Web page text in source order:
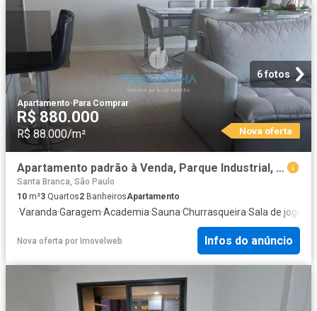
6 fotos
Apartamento· Para Comprar
R$ 880.000
R$ 88.000/m² Nova oferta
Apartamento padrão à Venda, Parque Industrial, São José dos Campos, SP
Santa Branca, São Paulo
10 m²3 Quartos2 BanheirosApartamento
·Varanda·Garagem·Academia·Sauna·Churrasqueira·Sala de jogos
Nova oferta por Imovelweb Infos do anúncio